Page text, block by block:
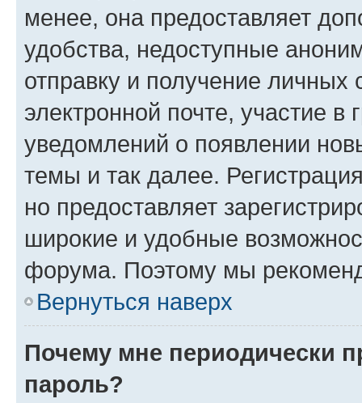
менее, она предоставляет
удобства, недоступные
отправку и получение
электронной почте, участие в
уведомлений о появлении
темы и так далее.
но предоставляет
широкие и удобные
форума. Поэтому мы
Вернуться наверх
Почему мне периодически
пароль?